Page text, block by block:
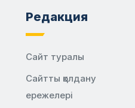
Редакция
Сайт туралы
Сайтты қолдану
ережелері